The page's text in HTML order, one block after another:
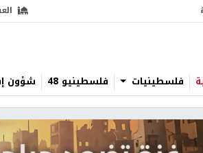
فلسطينيات فلسطينيو 48 شؤون